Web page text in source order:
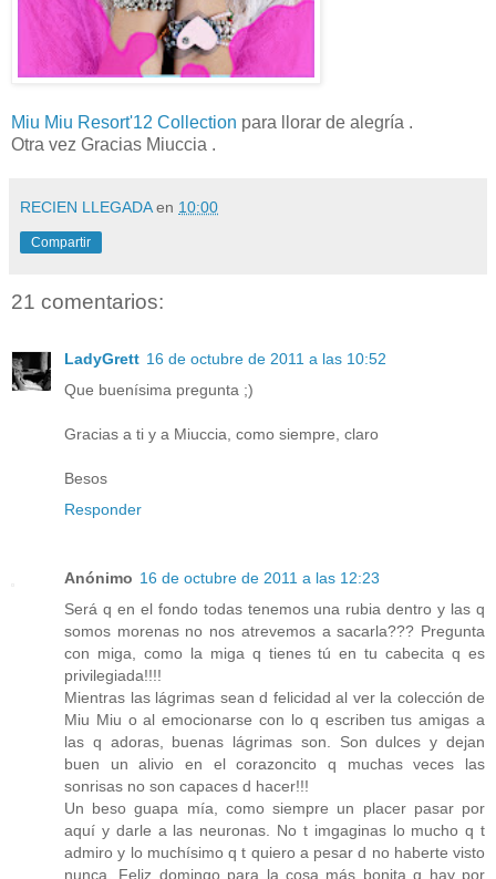
Miu Miu Resort'12 Collection para llorar de alegría .
Otra vez Gracias Miuccia .
RECIEN LLEGADA en 10:00
Compartir
21 comentarios:
LadyGrett 16 de octubre de 2011 a las 10:52
Que buenísima pregunta ;)
Gracias a ti y a Miuccia, como siempre, claro
Besos
Responder
Anónimo 16 de octubre de 2011 a las 12:23
Será q en el fondo todas tenemos una rubia dentro y las q
somos morenas no nos atrevemos a sacarla??? Pregunta
con miga, como la miga q tienes tú en tu cabecita q es
privilegiada!!!!
Mientras las lágrimas sean d felicidad al ver la colección de
Miu Miu o al emocionarse con lo q escriben tus amigas a
las q adoras, buenas lágrimas son. Son dulces y dejan
buen un alivio en el corazoncito q muchas veces las
sonrisas no son capaces d hacer!!!
Un beso guapa mía, como siempre un placer pasar por
aquí y darle a las neuronas. No t imgaginas lo mucho q t
admiro y lo muchísimo q t quiero a pesar d no haberte visto
nunca. Feliz domingo para la cosa más bonita q hay por